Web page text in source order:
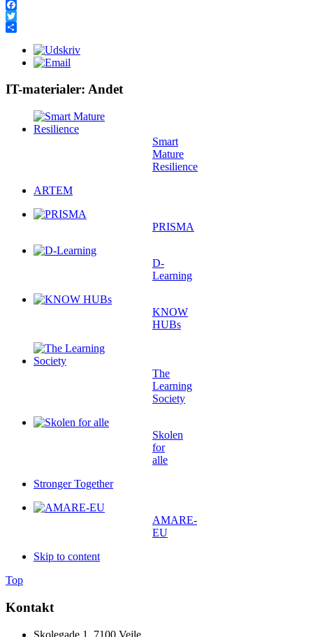
Facebook
Twitter
IT-materialer: Andet
Smart
Mature
Resilience
ARTEM
PRISMA
D-
Learning
KNOW
HUBs
The
Learning
Society
Skolen
for
alle
Stronger Together
AMARE-
EU
Skip to content
Top
Kontakt
Skolegade 1, 7100 Vejle